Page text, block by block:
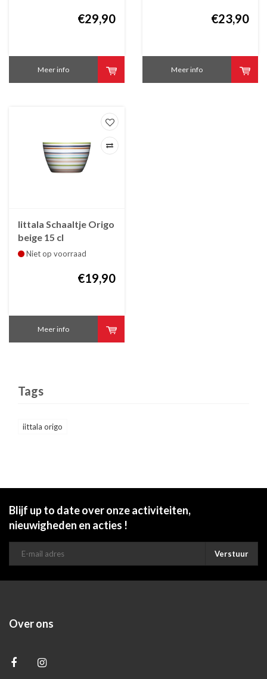
€29,90
Meer info
€23,90
Meer info
Iittala Schaaltje Origo
beige 15 cl
Niet op voorraad
€19,90
Meer info
Tags
iittala origo
Blijf up to date over onze activiteiten,
nieuwigheden en acties !
Verstuur
Over ons